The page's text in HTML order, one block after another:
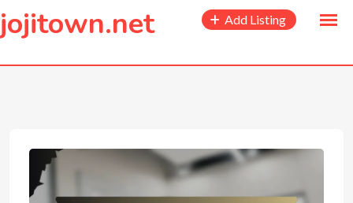
content
jojitown.net Add Listing